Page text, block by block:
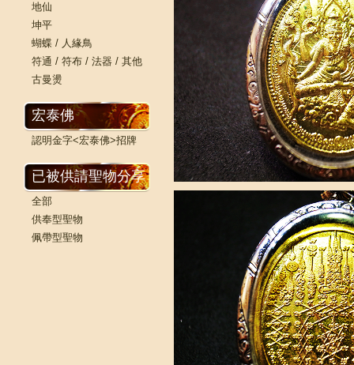
地仙
坤平
蝴蝶 / 人緣鳥
符通 / 符布 / 法器 / 其他
古曼燙
宏泰佛
認明金字<宏泰佛>招牌
已被供請聖物分享
全部
供奉型聖物
佩帶型聖物